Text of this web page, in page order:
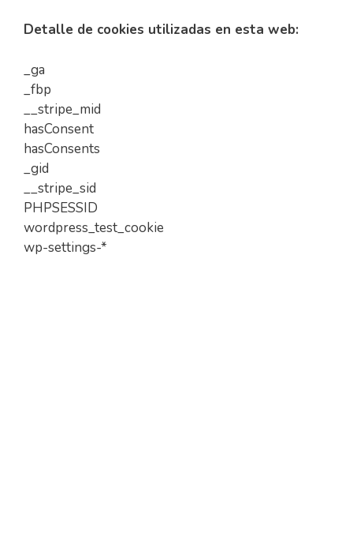
Detalle de cookies utilizadas en esta web:
_ga
_fbp
__stripe_mid
hasConsent
hasConsents
_gid
__stripe_sid
PHPSESSID
wordpress_test_cookie
wp-settings-*